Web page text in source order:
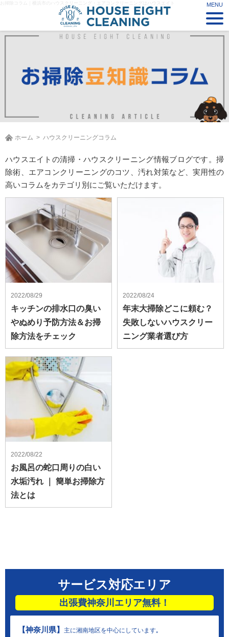
お掃除コラム｜横浜市のハウスクリーニング・エアコンクリーニングはハウスエイト
ホーム ハウスクリーニングコラム
ハウスエイトの清掃・ハウスクリーニング情報ブログです。掃
除術、エアコンクリーニングのコツ、汚れ対策など、実用性の
高いコラムをカテゴリ別にご覧いただけます。
2022/08/29
キッチンの排水口の臭い
やぬめり予防方法＆お掃
除方法をチェック
2022/08/24
年末大掃除どこに頼む？
失敗しないハウスクリー
ニング業者選び方
2022/08/22
お風呂の蛇口周りの白い
水垢汚れ ｜ 簡単お掃除方
法とは
サービス対応エリア
出張費神奈川エリア無料！
【神奈川県】 主に湘南地区を中心にしています｡